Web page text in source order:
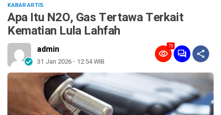
KABAR ARTIS
Apa Itu N2O, Gas Tertawa Terkait
Kematian Lula Lahfah
admin
31 Jan 2026 - 12:54 WIB
73